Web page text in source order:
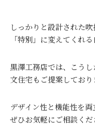
しっかりと設計された
「特別」に変えてくれ
黒澤工務店では、こう
文住宅もご提案しており
デザイン性と機能性を
ぜひお気軽にご相談く